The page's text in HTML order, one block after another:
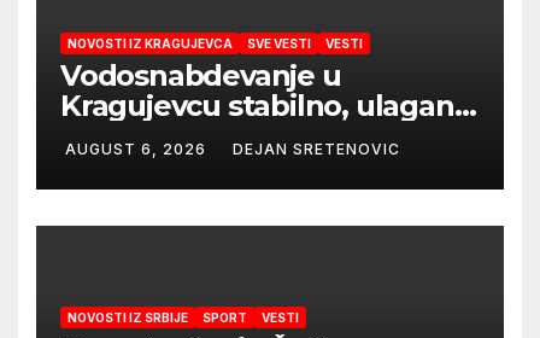
NOVOSTI IZ KRAGUJEVCA SVE VESTI VESTI
Vodosnabdevanje u
Kragujevcu stabilno, ulaganja
obezbedila sigurnije
snabdevanje
AUGUST 6, 2026 DEJAN SRETENOVIC
NOVOSTI IZ SRBIJE SPORT VESTI